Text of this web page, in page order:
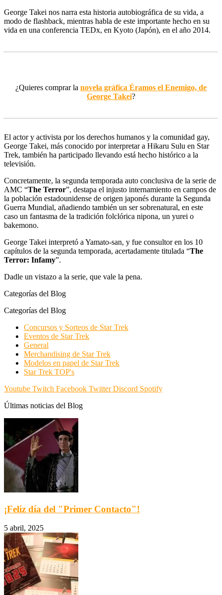
George Takei nos narra esta historia autobiográfica de su vida, a
modo de flashback, mientras habla de este importante hecho en su
vida en una conferencia TEDx, en Kyoto (Japón), en el año 2014.
¿Quieres comprar la novela gráfica Éramos el Enemigo, de
George Takei?
El actor y activista por los derechos humanos y la comunidad gay,
George Takei, más conocido por interpretar a Hikaru Sulu en Star
Trek, también ha participado llevando está hecho histórico a la
televisión.
Concretamente, la segunda temporada auto conclusiva de la serie de
AMC “The Terror”, destapa el injusto internamiento en campos de
la población estadounidense de origen japonés durante la Segunda
Guerra Mundial, añadiendo también un ser sobrenatural, en este
caso un fantasma de la tradición folclórica nipona, un yurei o
bakemono.
George Takei interpretó a Yamato-san, y fue consultor en los 10
capítulos de la segunda temporada, acertadamente titulada “The
Terror: Infamy”.
Dadle un vistazo a la serie, que vale la pena.
Categorías del Blog
Categorías del Blog
Concursos y Sorteos de Star Trek
Eventos de Star Trek
General
Merchandising de Star Trek
Modelos en papel de Star Trek
Star Trek TOP's
Youtube Twitch Facebook Twitter Discord Spotify
Últimas noticias del Blog
¡Feliz día del "Primer Contacto"!
5 abril, 2025